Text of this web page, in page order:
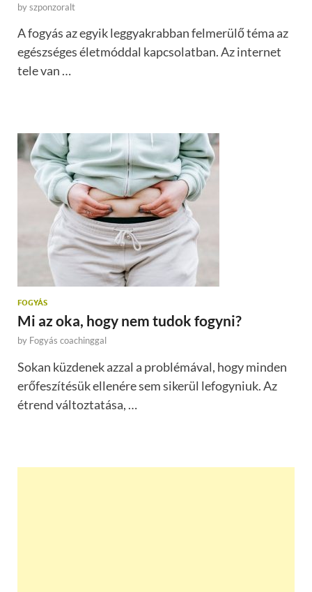
byszponzoralt
A fogyás az egyik leggyakrabban felmerülő téma az
egészséges életmóddal kapcsolatban. Az internet
tele van …
FOGYÁS
Mi az oka, hogy nem tudok fogyni?
by Fogyás coachinggal
Sokan küzdenek azzal a problémával, hogy minden
erőfeszítésük ellenére sem sikerül lefogyniuk. Az
étrend változtatása, …